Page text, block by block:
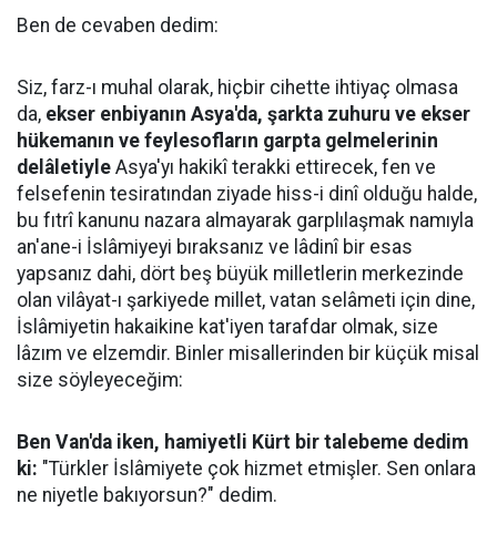
Ben de cevaben dedim:
Siz, farz-ı muhal olarak, hiçbir cihette ihtiyaç olmasa
da, ekser enbiyanın Asya'da, şarkta zuhuru ve ekser
hükemanın ve feylesofların garpta gelmelerinin
delâletiyle Asya'yı hakikî terakki ettirecek, fen ve
felsefenin tesiratından ziyade hiss-i dinî olduğu halde,
bu fıtrî kanunu nazara almayarak garplılaşmak namıyla
an'ane-i İslâmiyeyi bıraksanız ve lâdinî bir esas
yapsanız dahi, dört beş büyük milletlerin merkezinde
olan vilâyat-ı şarkiyede millet, vatan selâmeti için dine,
İslâmiyetin hakaikine kat'iyen tarafdar olmak, size
lâzım ve elzemdir. Binler misallerinden bir küçük misal
size söyleyeceğim:
Ben Van'da iken, hamiyetli Kürt bir talebeme dedim
ki: "Türkler İslâmiyete çok hizmet etmişler. Sen onlara
ne niyetle bakıyorsun?" dedim.